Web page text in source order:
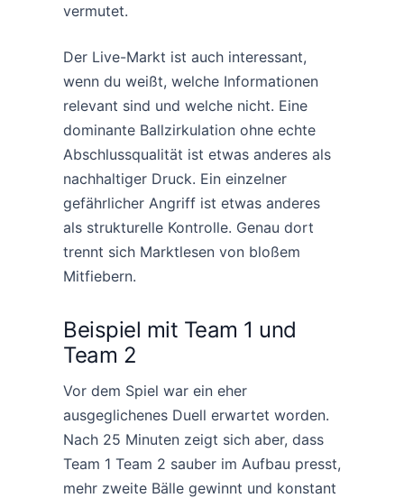
vermutet.
Der Live-Markt ist auch interessant,
wenn du weißt, welche Informationen
relevant sind und welche nicht. Eine
dominante Ballzirkulation ohne echte
Abschlussqualität ist etwas anderes als
nachhaltiger Druck. Ein einzelner
gefährlicher Angriff ist etwas anderes
als strukturelle Kontrolle. Genau dort
trennt sich Marktlesen von bloßem
Mitfiebern.
Beispiel mit Team 1 und
Team 2
Vor dem Spiel war ein eher
ausgeglichenes Duell erwartet worden.
Nach 25 Minuten zeigt sich aber, dass
Team 1 Team 2 sauber im Aufbau presst,
mehr zweite Bälle gewinnt und konstant